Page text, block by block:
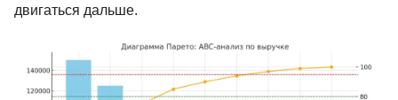
двигаться дальше.